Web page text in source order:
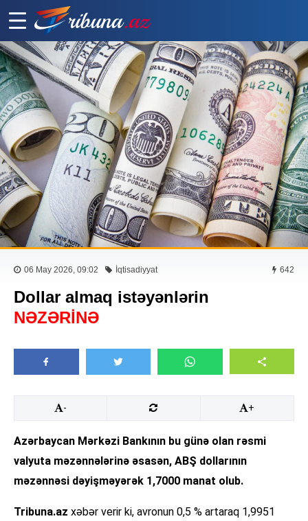
06 May 2026, 09:02 İqtisadiyyat 642
Dollar almaq istəyənlərin
NƏZƏRİNƏ
- +
Azərbaycan Mərkəzi Bankının bu günə olan rəsmi
valyuta məzənnələrinə əsasən, ABŞ dollarının
məzənnəsi dəyişməyərək 1,7000 manat olub.
Tribuna.az xəbər verir ki, avronun 0,5 % artaraq 1,9951